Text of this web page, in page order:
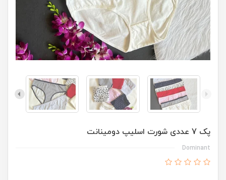
پک 7 عددی شورت اسلیپ دومینانت
Dominant